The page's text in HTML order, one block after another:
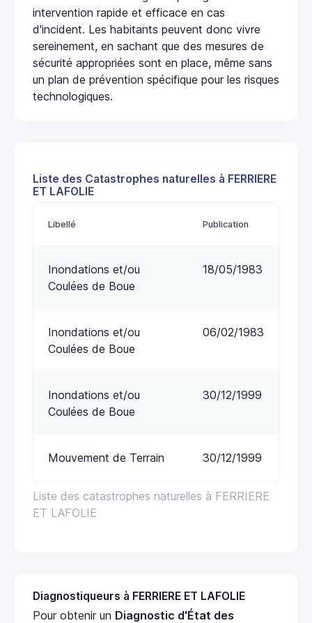
intervention rapide et efficace en cas
d'incident. Les habitants peuvent donc vivre
sereinement, en sachant que des mesures de
sécurité appropriées sont en place, même sans
un plan de prévention spécifique pour les risques
technologiques.
Liste des Catastrophes naturelles à FERRIERE
ET LAFOLIE
Liste des catastrophes naturelles à FERRIERE
ET LAFOLIE
Libellé Publication
Inondations et/ou
Coulées de Boue
18/05/1983
Inondations et/ou
Coulées de Boue
06/02/1983
Inondations et/ou
Coulées de Boue
30/12/1999
Mouvement de Terrain 30/12/1999
Diagnostiqueurs à FERRIERE ET LAFOLIE
Pour obtenir un Diagnostic d'État des